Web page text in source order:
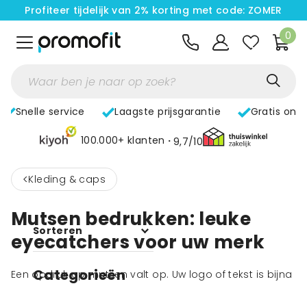
Profiteer tijdelijk van 2% korting met code: ZOMER
0
Snelle service Laagste prijsgarantie Gratis
100.000+ klanten 9,7/10
< Kleding & caps
Sorteren
Categorieën
Mutsen bedrukken: leuke
eyecatchers voor uw merk
Een opdruk op mutsen valt op. Uw logo of tekst is bijna